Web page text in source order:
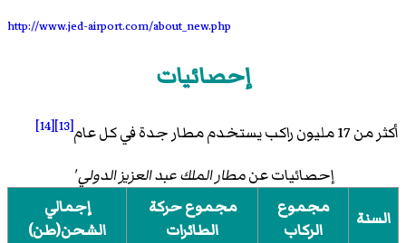
http://www.jed-airport.com/about_new.php
إحصائيات
أكثر من 17 مليون راكب يستخدم مطار جدة في كل عام [13]
[14]
إحصائيات عنمطار الملك عبد العزيز الدولي '
السنة
مجموع
الركاب
مجموع حركة
الطائرات
إجمالي
الشحن(طن)